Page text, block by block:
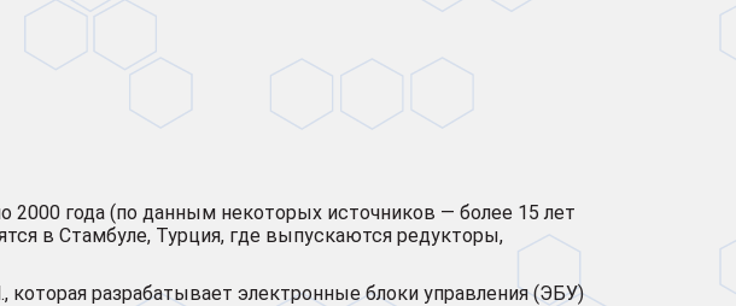
2000 года (по данным некоторых источников — более 15 лет
в Стамбуле, Турция, где выпускаются редукторы,
которая разрабатывает электронные блоки управления (ЭБУ)